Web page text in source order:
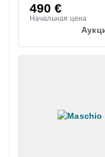
490€
Начальная цена